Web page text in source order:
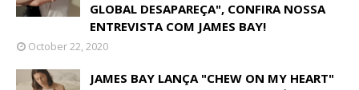
GLOBAL DESAPAREÇA", CONFIRA NOSSA
ENTREVISTA COM JAMES BAY!
October 22, 2020
JAMES BAY LANÇA "CHEW ON MY HEART"